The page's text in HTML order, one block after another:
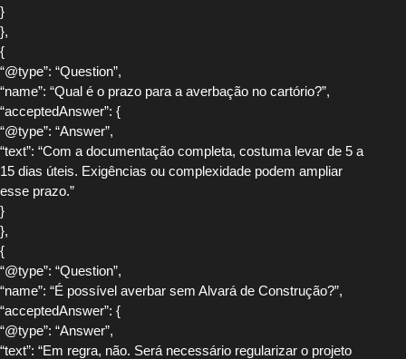
}
},
{
“@type”: “Question”,
“name”: “Qual é o prazo para a averbação no cartório?”,
“acceptedAnswer”: {
“@type”: “Answer”,
“text”: “Com a documentação completa, costuma levar de 5 a
15 dias úteis. Exigências ou complexidade podem ampliar
esse prazo.”
}
},
{
“@type”: “Question”,
“name”: “É possível averbar sem Alvará de Construção?”,
“acceptedAnswer”: {
“@type”: “Answer”,
“text”: “Em regra, não. Será necessário regularizar o projeto